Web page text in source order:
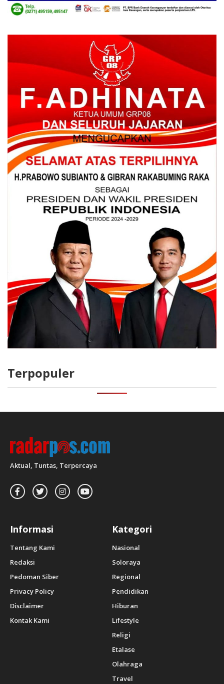
Terpopuler
Aktual, Tuntas, Terpercaya
Informasi
Tentang Kami
Redaksi
Pedoman Siber
Privacy Policy
Disclaimer
Kontak Kami
Kategori
Nasional
Soloraya
Regional
Pendidikan
Hiburan
Lifestyle
Religi
Etalase
Olahraga
Travel